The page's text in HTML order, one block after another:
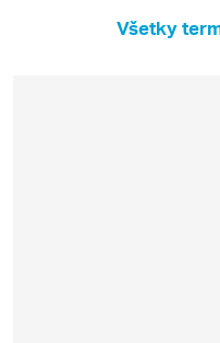
Všetky